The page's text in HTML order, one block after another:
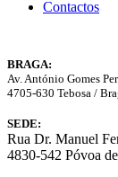
Contactos
BRAGA:
Av. António Gomes
4705-630 Tebosa /
SEDE:
Rua Dr. Manuel
4830-542 Póvoa